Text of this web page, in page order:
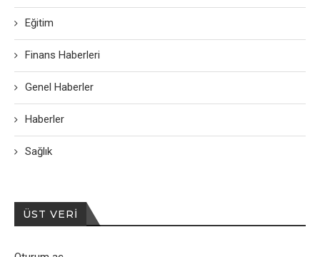
Eğitim
Finans Haberleri
Genel Haberler
Haberler
Sağlık
ÜST VERI